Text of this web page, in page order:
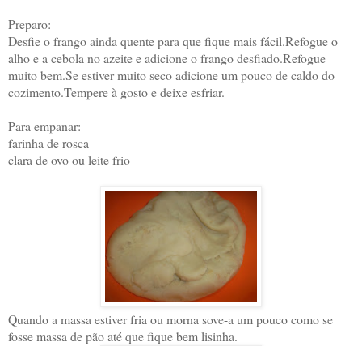
Preparo:
Desfie o frango ainda quente para que fique mais fácil.Refogue o
alho e a cebola no azeite e adicione o frango desfiado.Refogue
muito bem.Se estiver muito seco adicione um pouco de caldo do
cozimento.Tempere à gosto e deixe esfriar.
Para empanar:
farinha de rosca
clara de ovo ou leite frio
Quando a massa estiver fria ou morna sove-a um pouco como se
fosse massa de pão até que fique bem lisinha.